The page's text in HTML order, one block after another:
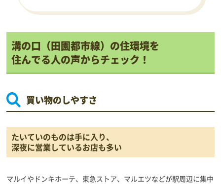
溝の口（田園都市線）の住環境を
住んでる人の声からチェック！
買い物のしやすさ
たいていのものは手に入り、
深夜に営業しているお店も多い
マルイやドンキホーテ、東急ストア、マルエツなどが駅周辺に集中